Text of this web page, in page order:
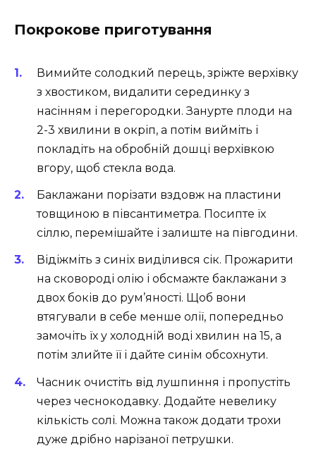
Покрокове приготування
Вимийте солодкий перець, зріжте верхівку
з хвостиком, видалити серединку з
насінням і перегородки. Занурте плоди на
2-3 хвилини в окріп, а потім вийміть і
покладіть на обробній дошці верхівкою
вгору, щоб стекла вода.
Баклажани порізати вздовж на пластини
товщиною в півсантиметра. Посипте їх
сіллю, перемішайте і залиште на півгодини.
Відіжміть з синіх виділився сік. Прожарити
на сковороді олію і обсмажте баклажани з
двох боків до рум’яності. Щоб вони
втягували в себе менше олії, попередньо
замочіть їх у холодній воді хвилин на 15, а
потім злийте її і дайте синім обсохнути.
Часник очистіть від лушпиння і пропустіть
через чеснокодавку. Додайте невелику
кількість солі. Можна також додати трохи
дуже дрібно нарізаної петрушки.